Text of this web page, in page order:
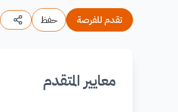
تقدم للفرصة حفظ
معايير المتقدم